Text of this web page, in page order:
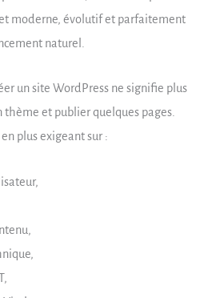
moderne, évolutif et parfaitement
naturel.
un site WordPress ne signifie plus
et publier quelques pages.
plus exigeant sur :